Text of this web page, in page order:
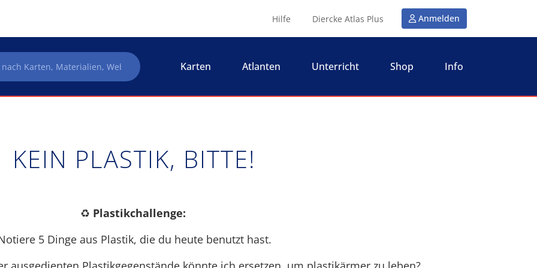
Hilfe Diercke Atlas Plus Anmelden
Karten Atlanten Unterricht Shop Info
KEIN PLASTIK, BITTE!
♻️ Plastikchallenge:
5 Dinge aus Plastik, die du heute benutzt hast.